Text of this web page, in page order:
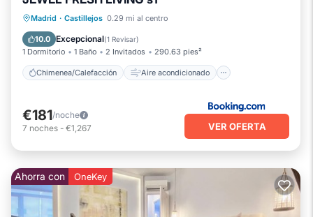
Madrid · Castillejos 0.29 mi al centro
10.0 Excepcional(1 Revisar)
1 Dormitorio 1 Baño 2 Invitados 290.63 pies²
Chimenea/Calefacción Aire acondicionado
Aire acondicionado
Seguridad/Protección
€181/noche
7 noches - €1,267 VER OFERTA
Ahorra con OneKey